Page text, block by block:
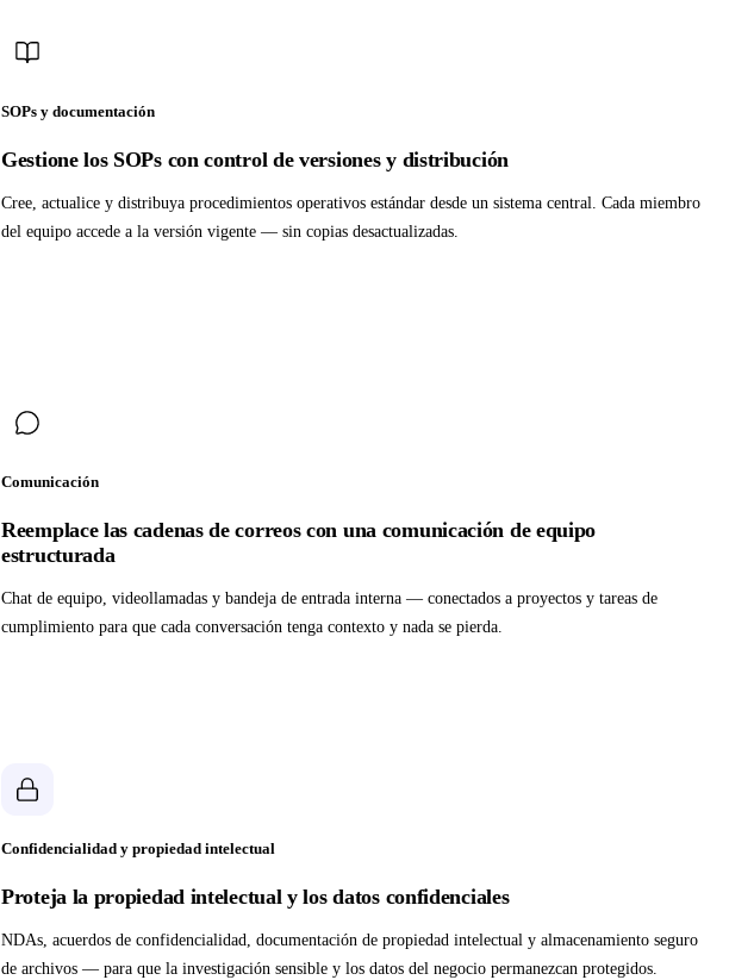
SOPs y documentación
Gestione los SOPs con control de versiones y distribución
Cree, actualice y distribuya procedimientos operativos estándar desde un sistema central. Cada miembro
del equipo accede a la versión vigente — sin copias desactualizadas.
Comunicación
Reemplace las cadenas de correos con una comunicación de equipo
estructurada
Chat de equipo, videollamadas y bandeja de entrada interna — conectados a proyectos y tareas de
cumplimiento para que cada conversación tenga contexto y nada se pierda.
Confidencialidad y propiedad intelectual
Proteja la propiedad intelectual y los datos confidenciales
NDAs, acuerdos de confidencialidad, documentación de propiedad intelectual y almacenamiento seguro
de archivos — para que la investigación sensible y los datos del negocio permanezcan protegidos.